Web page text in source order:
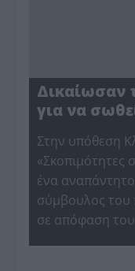
Δικαίωσαν
για να
Στην υπόθεση
«Σκοπιμότητες
ένα
σύμβουλος
σε απόφαση